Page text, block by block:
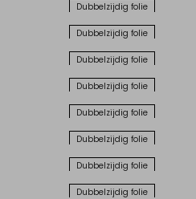
Dubbelzijdig folie
Dubbelzijdig folie
Dubbelzijdig folie
Dubbelzijdig folie
Dubbelzijdig folie
Dubbelzijdig folie
Dubbelzijdig folie
Dubbelzijdig folie